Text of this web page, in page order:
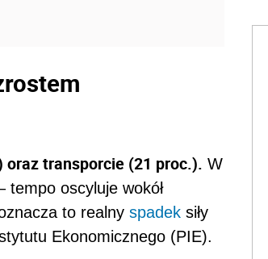
oraz transporcie (21 proc.). W
tempo oscyluje wokół
to realny spadek siły
Ekonomicznego (PIE).